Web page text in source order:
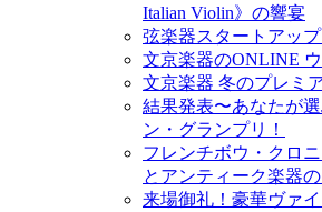
Italian Violin》の響宴
弦楽器スタートアッ
文京楽器のONLINE
文京楽器 冬のプレミ
結果発表〜あなたが
ン・グランプリ！
フレンチボウ・クロ
とアンティーク楽器
来場御礼！豪華ヴァイ